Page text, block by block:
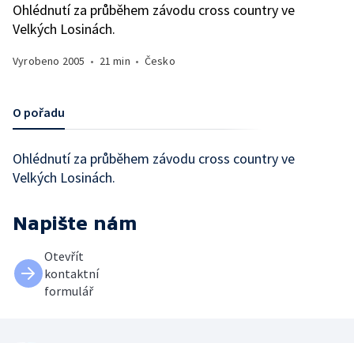
Ohlédnutí za průběhem závodu cross country ve
Velkých Losinách.
Vyrobeno 2005 • 21 min • Česko
O pořadu
Ohlédnutí za průběhem závodu cross country ve
Velkých Losinách.
Napište nám
Otevřít
kontaktní
formulář